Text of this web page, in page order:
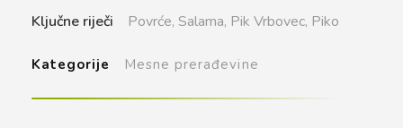
Ključne riječi Povrće, Salama, Pik Vrbovec, Piko
Kategorije Mesne prerađevine